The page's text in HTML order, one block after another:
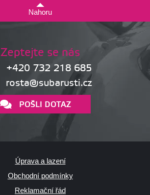
Nahoru
Zeptejte se nás
+420 732 218 685
rosta@subarusti.cz
POŠLI DOTAZ
Úprava a lazení
Obchodní podmínky
Reklamační řád